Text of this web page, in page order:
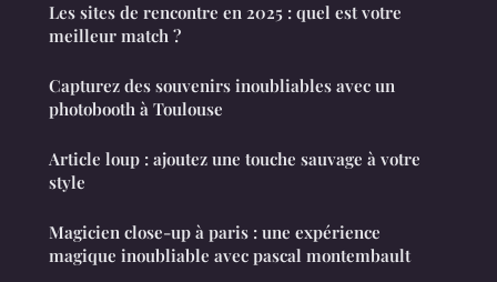
Les sites de rencontre en 2025 : quel est votre
meilleur match ?
Capturez des souvenirs inoubliables avec un
photobooth à Toulouse
Article loup : ajoutez une touche sauvage à votre
style
Magicien close-up à paris : une expérience
magique inoubliable avec pascal montembault